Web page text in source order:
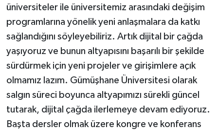
üniversiteler ile üniversitemiz arasındaki değişim
programlarına yönelik yeni anlaşmalara da katkı
sağlandığını söyleyebiliriz. Artık dijital bir çağda
yaşıyoruz ve bunun altyapısını başarılı bir şekilde
sürdürmek için yeni projeler ve girişimlere açık
olmamız lazım. Gümüşhane Üniversitesi olarak
salgın süreci boyunca altyapımızı sürekli güncel
tutarak, dijital çağda ilerlemeye devam ediyoruz.
Başta dersler olmak üzere kongre ve konferans